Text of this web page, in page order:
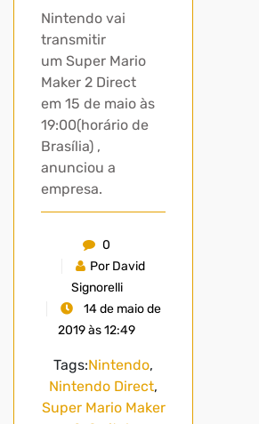
Nintendo vai
transmitir
um Super Mario
Maker 2 Direct
em 15 de maio às
19:00(horário de
Brasília) ,
anunciou a
empresa.
0
Por David
Signorelli
14 de maio de
2019 às 12:49
Tags:Nintendo,
Nintendo Direct,
Super Mario Maker